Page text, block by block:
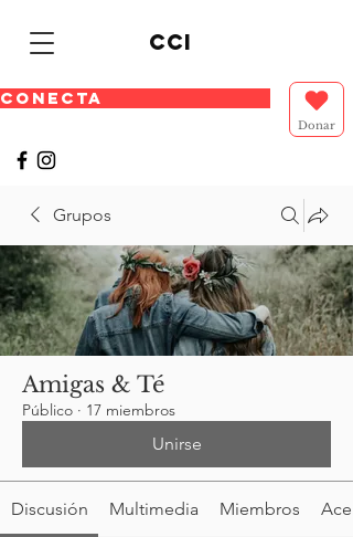
cci
CONECTA
Donar
Grupos
Amigas & Té
Público · 17 miembros
Unirse
Discusión Multimedia Miembros